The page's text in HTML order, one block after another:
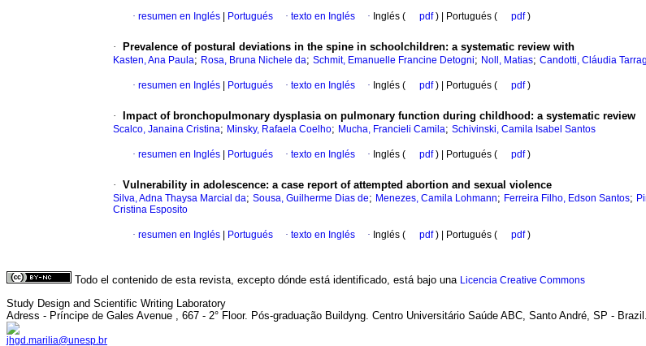
· resumen en Inglés Portugués · texto en Inglés · Inglés ( pdf) | Portugués ( pdf)
· Prevalence of postural deviations in the spine in schoolchildren: a systematic review with
Kasten, Ana Paula; Rosa, Bruna Nichele da; Schmit, Emanuelle Francine Detogni; Noll, Matias; Candotti, Cláudia
· resumen en Inglés Portugués · texto en Inglés · Inglés ( pdf) | Portugués ( pdf)
· Impact of bronchopulmonary dysplasia on pulmonary function during childhood : a systematic review
Scalco, Janaina Cristina; Minsky, Rafaela Coelho; Mucha, Francieli Camila; Schivinski, Camila Isabel Santos
· resumen en Inglés Portugués · texto en Inglés · Inglés ( pdf) | Portugués ( pdf)
· Vulnerability in adolescence: a case report of attempted abortion and sexual violence
Silva, Adna Thaysa Marcial da; Sousa, Guilherme Dias de; Menezes, Camila Lohmann; Ferreira Filho, Edson Santos;
Cristina Esposito
· resumen en Inglés Portugués · texto en Inglés · Inglés ( pdf) | Portugués ( pdf)
Todo el contenido de esta revista, excepto dónde está identificado, está bajo una Licencia Creative Commons
Study Design and Scientific Writing Laboratory
Adress - Príncipe de Gales Avenue , 667 - 2° Floor. Pós-graduação Buildyng. Centro Universitário Saúde ABC, Santo André, SP -
jhgd.marilia@unesp.br